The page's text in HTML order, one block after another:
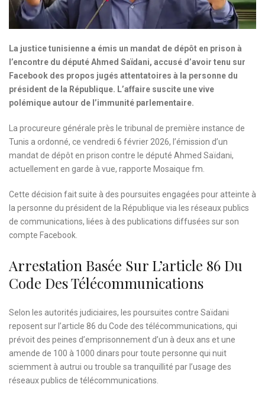
La justice tunisienne a émis un mandat de dépôt en prison à
l’encontre du député Ahmed Saïdani, accusé d’avoir tenu sur
Facebook des propos jugés attentatoires à la personne du
président de la République. L’affaire suscite une vive
polémique autour de l’immunité parlementaire.
La procureure générale près le tribunal de première instance de
Tunis a ordonné, ce vendredi 6 février 2026, l’émission d’un
mandat de dépôt en prison contre le député Ahmed Saïdani,
actuellement en garde à vue, rapporte Mosaique fm.
Cette décision fait suite à des poursuites engagées pour atteinte à
la personne du président de la République via les réseaux publics
de communications, liées à des publications diffusées sur son
compte Facebook.
Arrestation Basée Sur L’article 86 Du
Code Des Télécommunications
Selon les autorités judiciaires, les poursuites contre Saïdani
reposent sur l’article 86 du Code des télécommunications, qui
prévoit des peines d’emprisonnement d’un à deux ans et une
amende de 100 à 1000 dinars pour toute personne qui nuit
sciemment à autrui ou trouble sa tranquillité par l’usage des
réseaux publics de télécommunications.